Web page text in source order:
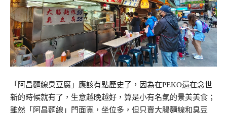
「阿昌麵線臭豆腐」應該有點歷史了，因為在PEKO還在念世
新的時候就有了，生意越晚越好，算是小有名氣的景美美食；
雖然「阿昌麵線」門面寬，坐位多，但只賣大腸麵線和臭豆